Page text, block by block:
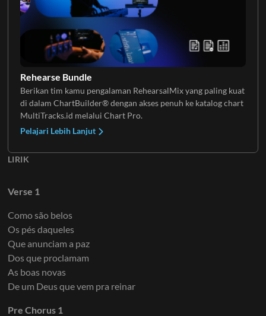
Gitar Elektrik 4
Gitar Elektrik 5
Gitar Elektrik 6
Rehearse Bundle
Berikan tim kamu pengalaman RehearsalMix yang paling kuat
di dalam ChartBuilder® dengan akses penuh ke katalog chart
MultiTracks.id melalui Chart Pro.
Pelajari Lebih Lanjut
LIRIK
Verse 1
Como são belos
Os pés daqueles
Que anunciam a paz
Dos que proclamam
As boas novas
De um Deus que vem pra reinar
Pre Chorus 1